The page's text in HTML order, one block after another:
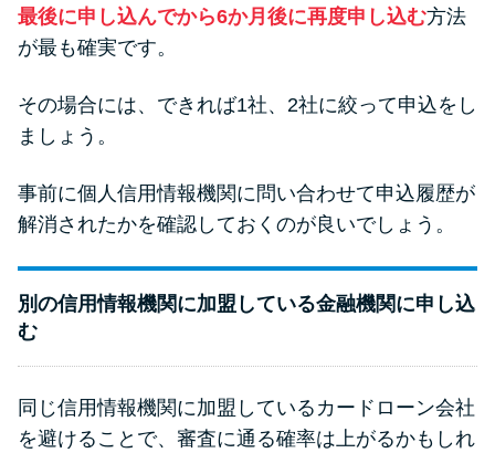
最後に申し込んでから6か月後に再度申し込む方法
が最も確実です。
その場合には、できれば1社、2社に絞って申込をし
ましょう。
事前に個人信用情報機関に問い合わせて申込履歴が
解消されたかを確認しておくのが良いでしょう。
別の信用情報機関に加盟している金融機関に申し込
む
同じ信用情報機関に加盟しているカードローン会社
を避けることで、審査に通る確率は上がるかもしれ